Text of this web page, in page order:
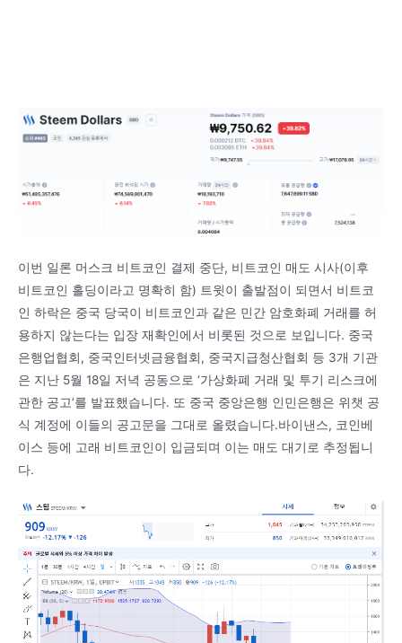
이번 일론 머스크 비트코인 결제 중단, 비트코인 매도 시사(이후
비트코인 홀딩이라고 명확히 함) 트윗이 출발점이 되면서 비트코
인 하락은 중국 당국이 비트코인과 같은 민간 암호화폐 거래를 허
용하지 않는다는 입장 재확인에서 비롯된 것으로 보입니다. 중국
은행업협회, 중국인터넷금융협회, 중국지급청산협회 등 3개 기관
은 지난 5월 18일 저녁 공동으로 ‘가상화폐 거래 및 투기 리스크에
관한 공고’를 발표했습니다. 또 중국 중앙은행 인민은행은 위챗 공
식 계정에 이들의 공고문을 그대로 올렸습니다.바이낸스, 코인베
이스 등에 고래 비트코인이 입금되며 이는 매도 대기로 추정됩니
다.